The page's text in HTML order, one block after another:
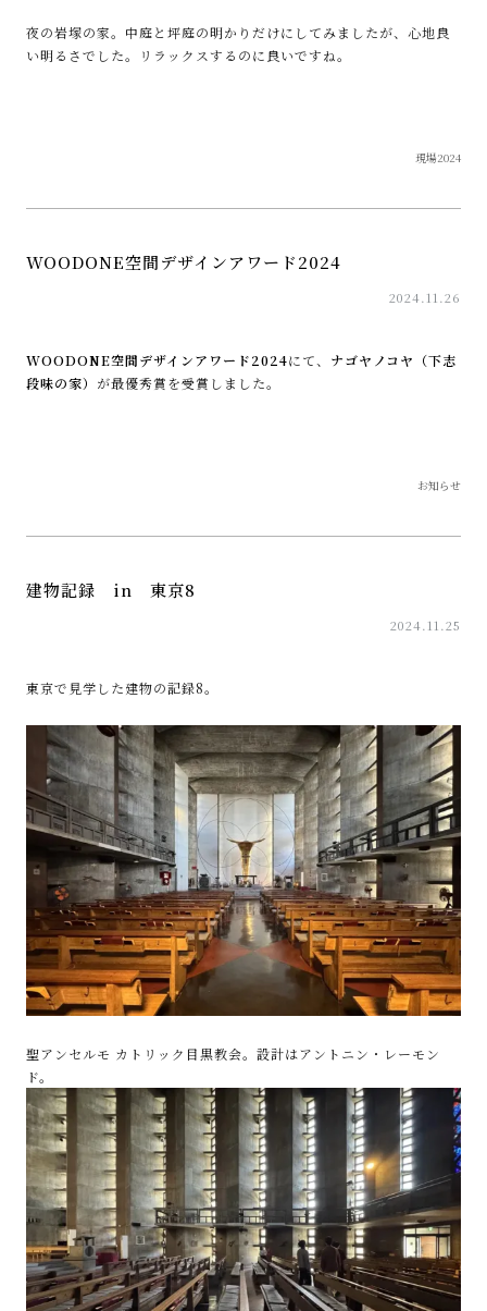
夜の岩塚の家。中庭と坪庭の明かりだけにしてみましたが、心地良
い明るさでした。リラックスするのに良いですね。
現場2024
WOODONE空間デザインアワード2024
2024.11.26
WOODONE空間デザインアワード2024にて、 ナゴヤノコヤ（下志
段味の家） が最優秀賞を受賞しました。
お知らせ
建物記録 in 東京8
2024.11.25
東京で見学した建物の記録8。
聖アンセルモ カトリック目黒教会。設計はアントニン・レーモン
ド。